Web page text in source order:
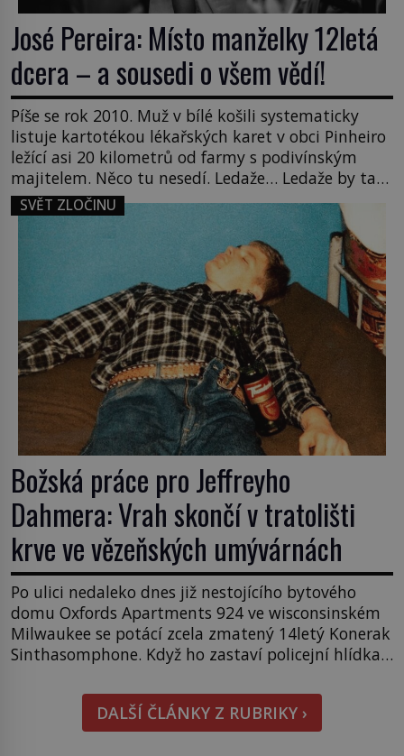
José Pereira: Místo manželky 12letá
dcera – a sousedi o všem vědí!
Píše se rok 2010. Muž v bílé košili systematicky
listuje kartotékou lékařských karet v obci Pinheiro
ležící asi 20 kilometrů od farmy s podivínským
majitelem. Něco tu nesedí. Ledaže… Ledaže by ta
mladá dívka z farmy byla ne manželkou, ale
dcerou – a všechny ty děti byly zplozené v incestu.
Na sociálním odboru jednoho z […]
SVĚT ZLOČINU
Božská práce pro Jeffreyho
Dahmera: Vrah skončí v tratolišti
krve ve vězeňských umývárnách
Po ulici nedaleko dnes již nestojícího bytového
domu Oxfords Apartments 924 ve wisconsinském
Milwaukee se potácí zcela zmatený 14letý Konerak
Sinthasomphone. Když ho zastaví policejní hlídka,
Strážníci ho dopraví zpět do udaného bytu. Oním
„kamarádem“ je ovšem jeden z nejslavnějších
vrahů, Jeffrey Dahmer (1960–1994). Je 27. května
DALŠÍ ČLÁNKY Z RUBRIKY ›